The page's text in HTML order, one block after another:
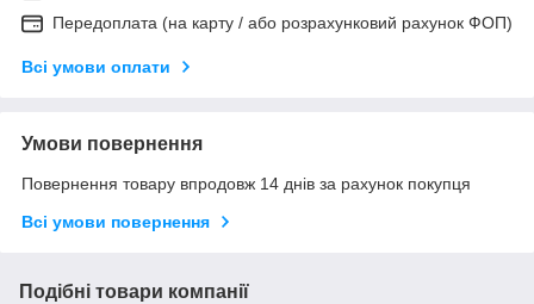
Передоплата (на карту / або розрахунковий рахунок ФОП)
Всі умови оплати
Умови повернення
Повернення товару впродовж 14 днів за рахунок покупця
Всі умови повернення
Подібні товари компанії